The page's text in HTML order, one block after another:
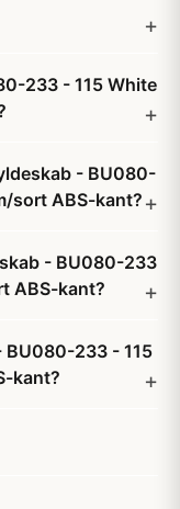
233 - 115 White
- BU080-
sort ABS-kant?
- BU080-233
ABS-kant?
BU080-233 - 115
kant?